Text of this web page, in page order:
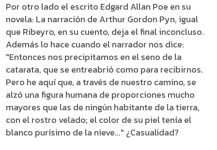
Por otro lado el escrito Edgard Allan Poe en su
novela: La narración de Arthur Gordon Pyn, igual
que Ribeyro, en su cuento, deja el final inconcluso.
Además lo hace cuando el narrador nos dice:
"Entonces nos precipitamos en el seno de la
catarata, que se entreabrió como para recibirnos.
Pero he aquí que, a través de nuestro camino, se
alzó una figura humana de proporciones mucho
mayores que las de ningún habitante de la tierra,
con el rostro velado; el color de su piel tenía el
blanco purísimo de la nieve..." ¿Casualidad?